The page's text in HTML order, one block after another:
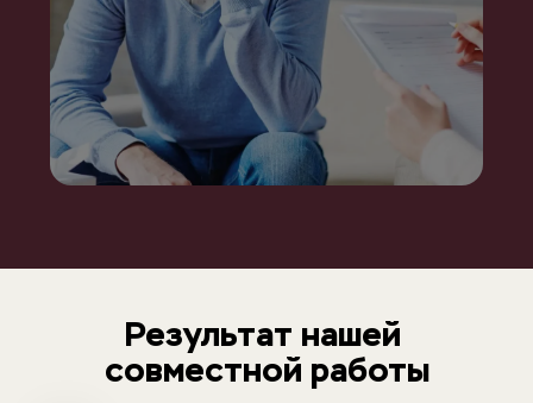
Результат нашей
совместной работы